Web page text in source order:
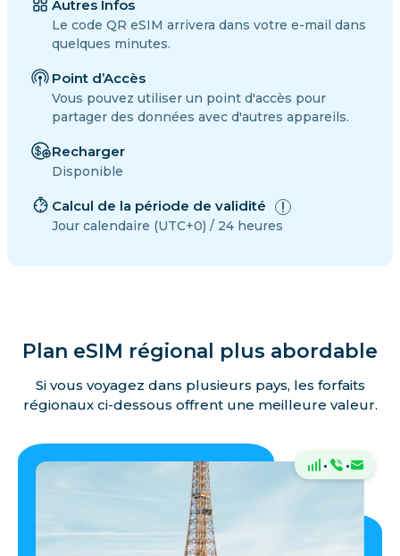
Autres Infos
Le code QR eSIM arrivera dans votre e-mail dans
quelques minutes.
Point d’Accès
Vous pouvez utiliser un point d'accès pour
partager des données avec d'autres appareils.
Recharger
Disponible
Calcul de la période de validité
Jour calendaire (UTC+0) / 24 heures
Plan eSIM régional plus abordable
Si vous voyagez dans plusieurs pays, les forfaits
régionaux ci-dessous offrent une meilleure valeur.
· ·